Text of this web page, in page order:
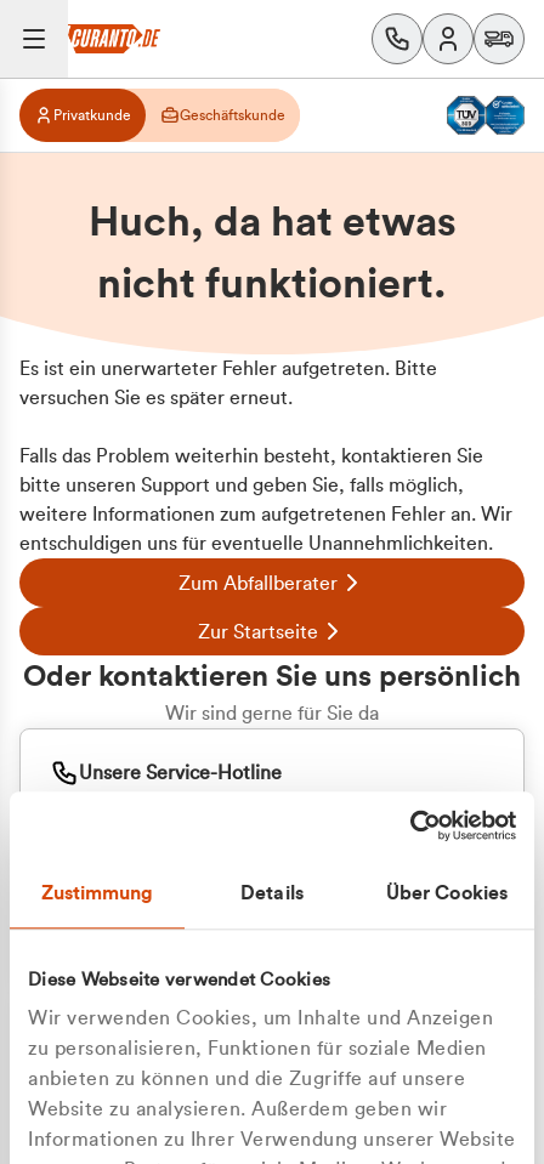
Zustimmung Details Über Cookies
Diese Webseite verwendet Cookies
Wir verwenden Cookies, um Inhalte und Anzeigen
zu personalisieren, Funktionen für soziale Medien
anbieten zu können und die Zugriffe auf unsere
Website zu analysieren. Außerdem geben wir
Informationen zu Ihrer Verwendung unserer Website
Privatkunde Geschäftskunde
Huch, da hat etwas
nicht funktioniert.
Es ist ein unerwarteter Fehler aufgetreten. Bitte
versuchen Sie es später erneut.
Falls das Problem weiterhin besteht, kontaktieren Sie
bitte unseren Support und geben Sie, falls möglich,
weitere Informationen zum aufgetretenen Fehler an. Wir
entschuldigen uns für eventuelle Unannehmlichkeiten.
Zum Abfallberater
Zur Startseite
Oder kontaktieren Sie uns persönlich
Wir sind gerne für Sie da
Unsere Service-Hotline
+49 177 8376058